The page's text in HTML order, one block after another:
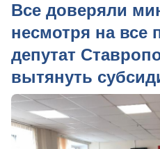
Все доверяли
несмотря на все
депутат
вытянуть